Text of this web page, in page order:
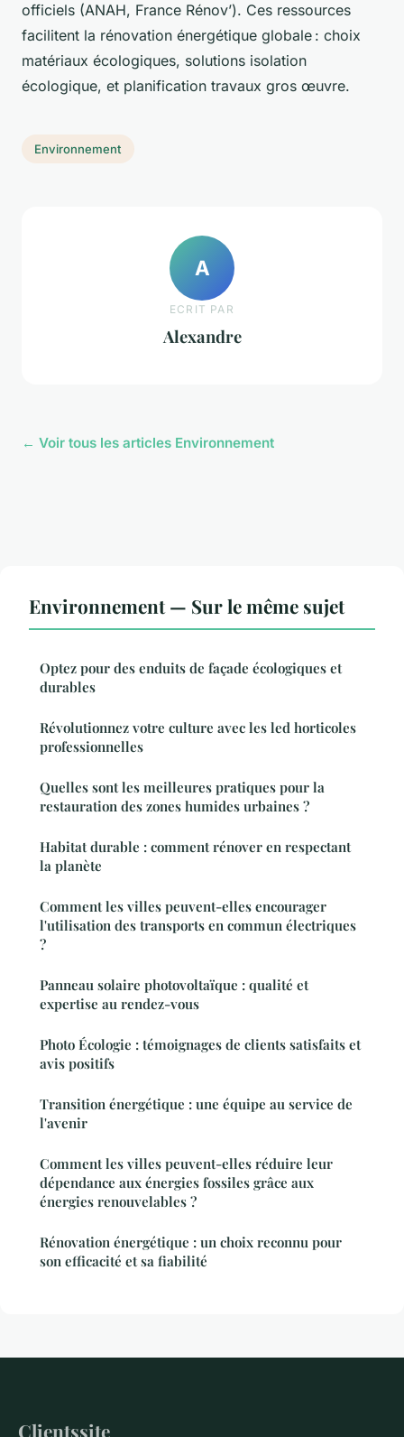
officiels (ANAH, France Rénov’). Ces ressources
facilitent la rénovation énergétique globale : choix
matériaux écologiques, solutions isolation
écologique, et planification travaux gros œuvre.
Environnement
A
ECRIT PAR
Alexandre
← Voir tous les articles Environnement
Environnement — Sur le même sujet
Optez pour des enduits de façade écologiques et
durables
Révolutionnez votre culture avec les led horticoles
professionnelles
Quelles sont les meilleures pratiques pour la
restauration des zones humides urbaines ?
Habitat durable : comment rénover en respectant
la planète
Comment les villes peuvent-elles encourager
l'utilisation des transports en commun électriques
?
Panneau solaire photovoltaïque : qualité et
expertise au rendez-vous
Photo Écologie : témoignages de clients satisfaits et
avis positifs
Transition énergétique : une équipe au service de
l'avenir
Comment les villes peuvent-elles réduire leur
dépendance aux énergies fossiles grâce aux
énergies renouvelables ?
Rénovation énergétique : un choix reconnu pour
son efficacité et sa fiabilité
Clientssite